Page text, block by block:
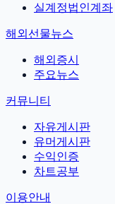
실계정법인계좌
해외선물뉴스
해외증시
주요뉴스
커뮤니티
자유게시판
유머게시판
수익인증
차트공부
이용안내